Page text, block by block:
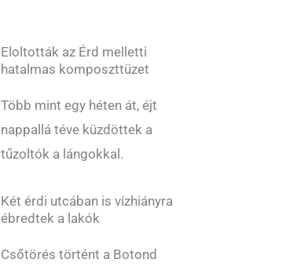
Eloltották az Érd melletti
hatalmas komposzttüzet
Több mint egy héten át, éjt
nappallá téve küzdöttek a
tűzoltók a lángokkal.
Két érdi utcában is vízhiányra
ébredtek a lakók
Csőtörés történt a Botond